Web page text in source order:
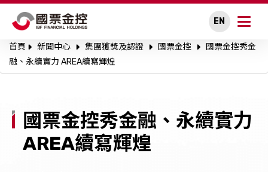
EN
於國票金控
司治理
資人關係
首頁 新聞中心 集團獲獎及認證 國票金控
國票金控秀金
融、永續實力 AREA續寫輝煌
國票金控秀金融、永續實力
AREA續寫輝煌